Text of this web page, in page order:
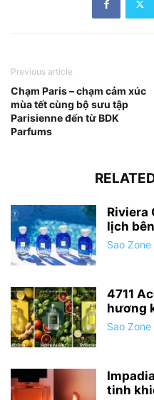
Previous article
Chạm Paris – chạm cảm xúc
mùa tết cùng bộ sưu tập
Parisienne đến từ BDK
Parfums
Riviera
lịch
Sao Zone
4711
hương
Sao Zone
tinh